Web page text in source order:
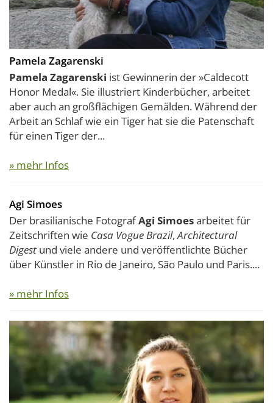
Pamela Zagarenski
Pamela Zagarenski ist Gewinnerin der »Caldecott
Honor Medal«. Sie illustriert Kinderbücher, arbeitet
aber auch an großflächigen Gemälden. Während der
Arbeit an Schlaf wie ein Tiger hat sie die Patenschaft
für einen Tiger der...
» mehr Infos
Agi Simoes
Der brasilianische FotografAgi Simoesarbeitet für
Zeitschriften wie Casa Vogue Brazil,Architectural
Digest und viele andere und veröffentlichte Bücher
über Künstler in Rio de Janeiro, São Paulo und Paris....
» mehr Infos